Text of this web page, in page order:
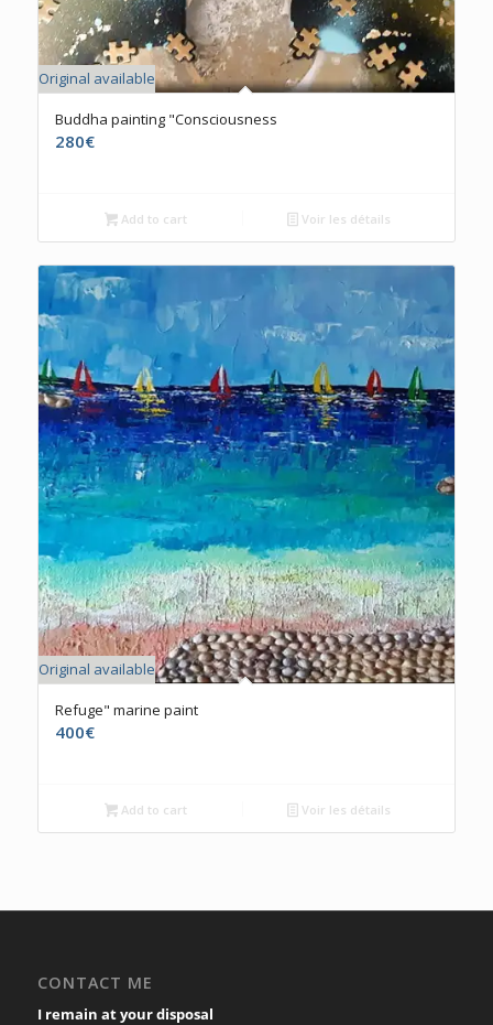
Original available
Buddha painting "Consciousness
280€
Add to cart Voir les détails
Original available
Refuge" marine paint
400€
Add to cart Voir les détails
CONTACT ME
I remain at your disposal